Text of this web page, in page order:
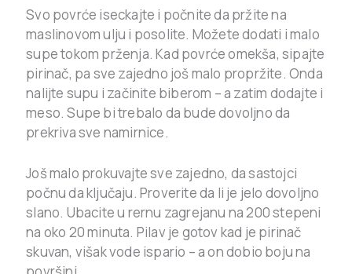
Svo povrće iseckajte i počnite da pržite na
maslinovom ulju i posolite. Možete dodati i malo
supe tokom prženja. Kad povrće omekša, sipajte
pirinač, pa sve zajedno još malo propržite. Onda
nalijte supu i začinite biberom – a zatim dodajte i
meso. Supe bi trebalo da bude dovoljno da
prekriva sve namirnice.
Još malo prokuvajte sve zajedno, da sastojci
počnu da ključaju. Proverite da li je jelo dovoljno
slano. Ubacite u rernu zagrejanu na 200 stepeni
na oko 20 minuta. Pilav je gotov kad je pirinač
skuvan, višak vode ispario – a on dobio boju na